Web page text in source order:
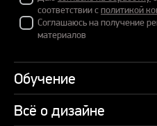
соответствии сполитикой
Соглашаюсь на получение
материалов
Обучение
Курсы
Всё о дизайне